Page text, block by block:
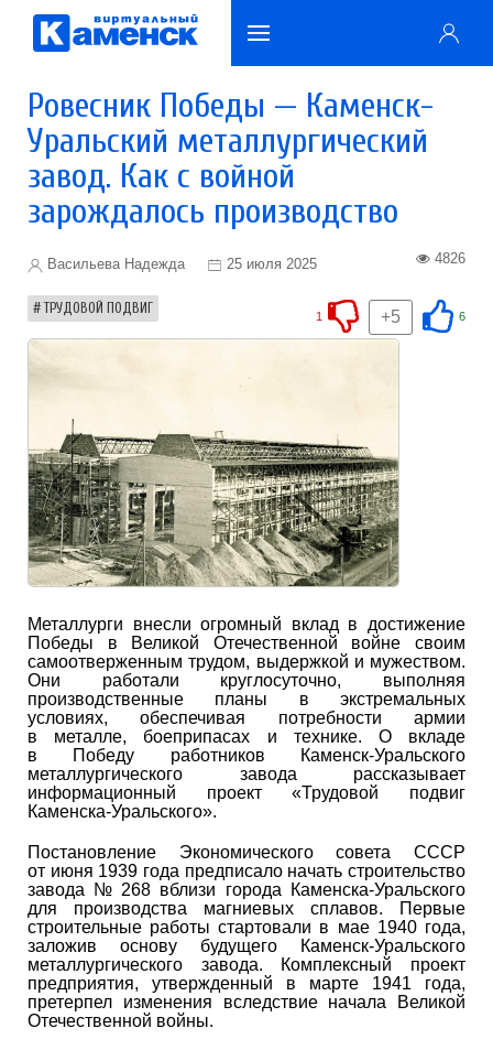
Ровесник Победы — Каменск-
Уральский металлургический
завод. Как с войной
зарождалось производство
Васильева Надежда 25 июля 2025 4826
ТРУДОВОЙ ПОДВИГ 6
+5
1
Металлурги внесли огромный вклад в достижение
Победы в Великой Отечественной войне своим
самоотверженным трудом, выдержкой и мужеством.
Они работали круглосуточно, выполняя
производственные планы в экстремальных
условиях, обеспечивая потребности армии
в металле, боеприпасах и технике. О вкладе
в Победу работников Каменск-Уральского
металлургического завода рассказывает
информационный проект «Трудовой подвиг
Каменска-Уральского».
Постановление Экономического совета СССР
от июня 1939 года предписало начать строительство
завода № 268 вблизи города Каменска-Уральского
для производства магниевых сплавов. Первые
строительные работы стартовали в мае 1940 года,
заложив основу будущего Каменск-Уральского
металлургического завода. Комплексный проект
предприятия, утвержденный в марте 1941 года,
претерпел изменения вследствие начала Великой
Отечественной войны.